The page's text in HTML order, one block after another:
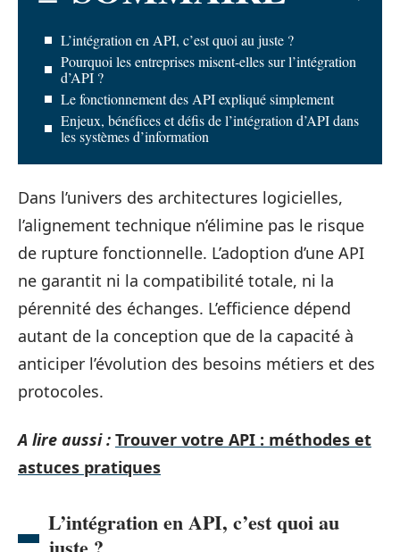
L’intégration en API, c’est quoi au juste ?
Pourquoi les entreprises misent-elles sur l’intégration
d’API ?
Le fonctionnement des API expliqué simplement
Enjeux, bénéfices et défis de l’intégration d’API dans
les systèmes d’information
Dans l’univers des architectures logicielles,
l’alignement technique n’élimine pas le risque
de rupture fonctionnelle. L’adoption d’une API
ne garantit ni la compatibilité totale, ni la
pérennité des échanges. L’efficience dépend
autant de la conception que de la capacité à
anticiper l’évolution des besoins métiers et des
protocoles.
A lire aussi : Trouver votre API : méthodes et
astuces pratiques
L’intégration en API, c’est quoi au